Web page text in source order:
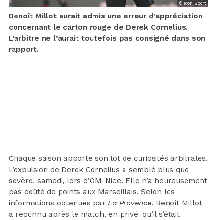
© Icon Sport
Benoît Millot aurait admis une erreur d’appréciation
concernant le carton rouge de Derek Cornelius.
L’arbitre ne l’aurait toutefois pas consigné dans son
rapport.
Chaque saison apporte son lot de curiosités arbitrales.
L’expulsion de Derek Cornelius a semblé plus que
sévère, samedi, lors d’OM-Nice. Elle n’a heureusement
pas coûté de points aux Marseillais. Selon les
informations obtenues par La Provence, Benoît Millot
a reconnu après le match, en privé, qu’il s’était